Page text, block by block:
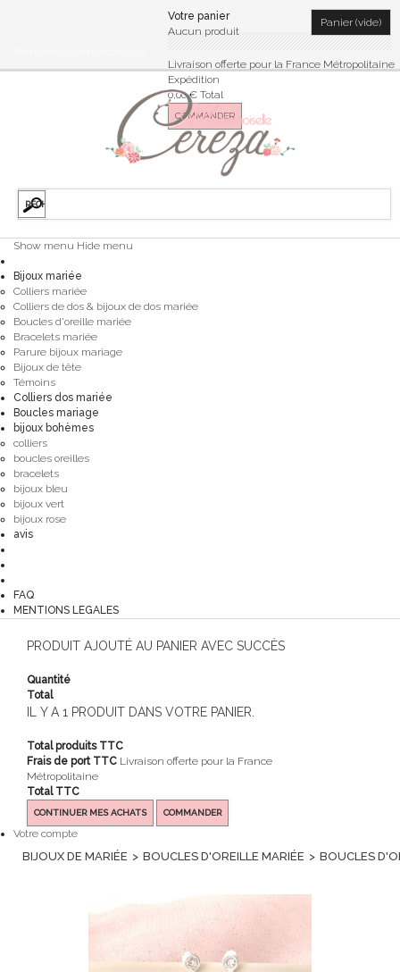
Show menu Hide menu
Bijoux mariée
Colliers mariée
Colliers de dos & bijoux de dos mariée
Boucles d'oreille mariée
Bracelets mariée
Parure bijoux mariage
Bijoux de tête
Témoins
Colliers dos mariée
Boucles mariage
bijoux bohèmes
colliers
boucles oreilles
bracelets
bijoux bleu
bijoux vert
bijoux rose
avis
FAQ
MENTIONS LEGALES
Panier (vide)
Votre panier
Aucun produit
Livraison offerte pour la France Métropolitaine
Expédition
0,00 € Total
COMMANDER
PRODUIT AJOUTÉ AU PANIER AVEC SUCCÈS
Quantité
Total
IL Y A 1 PRODUIT DANS VOTRE PANIER.
Total produits TTC
Frais de port TTC Livraison offerte pour la France
Métropolitaine
Total TTC
CONTINUER MES ACHATS COMMANDER
Votre compte
BIJOUX DE MARIÉE > BOUCLES D'OREILLE MARIÉE > BOUCLES